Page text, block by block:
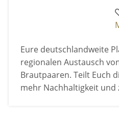
Eure deutschlandweite
regionalen Austausch
Brautpaaren. Teilt Euch
mehr Nachhaltigkeit und